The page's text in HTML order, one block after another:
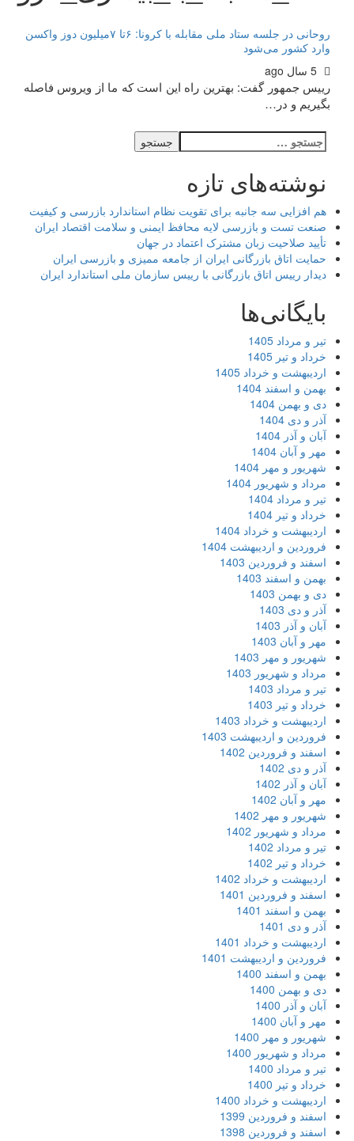
روحانی در جلسه ستاد ملی مقابله با کرونا: ۶تا ۷میلیون دوز واکسن
وارد کشور می‌شود
رییس جمهور گفت: بهترین راه این است که ما از ویروس فاصله
بگیریم و در…
برای:
نوشته‌های تازه
هم افزایی سه جانبه برای تقویت نظام استاندارد بازرسی و کیفیت
صنعت تست و بازرسی لایه محافظ ایمنی و سلامت اقتصاد ایران
تأیید صلاحیت زبان مشترک اعتماد در جهان
حمایت اتاق بازرگانی ایران از جامعه ممیزی و بازرسی ایران
دیدار رییس اتاق بازرگانی با رییس سازمان ملی استاندارد ایران
بایگانی‌ها
تیر و مرداد 1405
خرداد و تیر 1405
اردیبهشت و خرداد 1405
بهمن و اسفند 1404
دی و بهمن 1404
آذر و دی 1404
آبان و آذر 1404
مهر و آبان 1404
شهریور و مهر 1404
مرداد و شهریور 1404
تیر و مرداد 1404
خرداد و تیر 1404
اردیبهشت و خرداد 1404
فروردین و اردیبهشت 1404
اسفند و فروردین 1403
بهمن و اسفند 1403
دی و بهمن 1403
آذر و دی 1403
آبان و آذر 1403
مهر و آبان 1403
شهریور و مهر 1403
مرداد و شهریور 1403
تیر و مرداد 1403
خرداد و تیر 1403
اردیبهشت و خرداد 1403
فروردین و اردیبهشت 1403
اسفند و فروردین 1402
آذر و دی 1402
آبان و آذر 1402
مهر و آبان 1402
شهریور و مهر 1402
مرداد و شهریور 1402
تیر و مرداد 1402
خرداد و تیر 1402
اردیبهشت و خرداد 1402
اسفند و فروردین 1401
بهمن و اسفند 1401
آذر و دی 1401
اردیبهشت و خرداد 1401
فروردین و اردیبهشت 1401
بهمن و اسفند 1400
دی و بهمن 1400
آبان و آذر 1400
مهر و آبان 1400
شهریور و مهر 1400
مرداد و شهریور 1400
تیر و مرداد 1400
خرداد و تیر 1400
اردیبهشت و خرداد 1400
اسفند و فروردین 1399
اسفند و فروردین 1398